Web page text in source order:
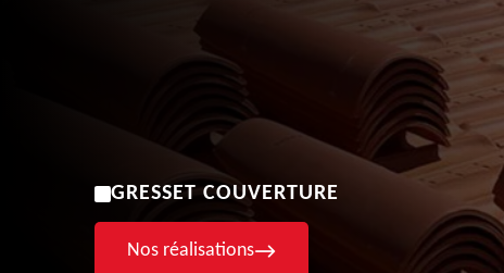
GRESSET COUVERTURE
Nos réalisations